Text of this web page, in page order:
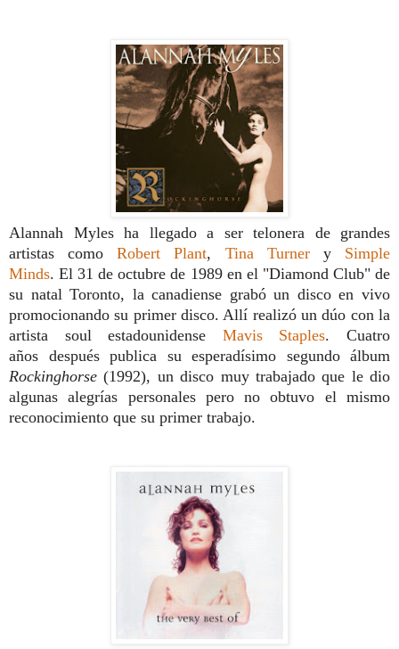
Alannah Myles ha llegado a ser telonera de grandes
artistas comoRobert Plant, Tina Turner y Simple
Minds. El 31 de octubre de 1989 en el "Diamond Club" de
su natal Toronto, la canadiense grabó un disco en vivo
promocionando su primer disco. Allí realizó un dúo con la
artista soul estadounidense Mavis Staples. Cuatro
años después publica su esperadísimo segundo álbum
Rockinghorse(1992), un disco muy trabajado que le dio
algunas alegrías personales pero no obtuvo el mismo
reconocimiento que su primer trabajo.